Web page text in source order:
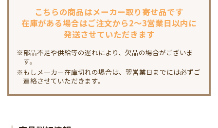
こちらの商品はメーカー取り寄せ品です
在庫がある場合はご注文から2～3営業日以内に
発送させていただきます
※部品不足や供給等の遅れにより、欠品の場合がございま
す。
※もしメーカー在庫切れの場合は、翌営業日までには必ずご
連絡させていただきます。